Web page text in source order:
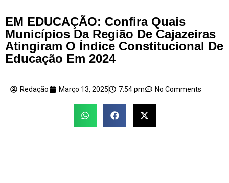
EM EDUCAÇÃO: Confira Quais
Municípios Da Região De Cajazeiras
Atingiram O Índice Constitucional De
Educação Em 2024
Redação Março 13, 2025 7:54 pm No Comments